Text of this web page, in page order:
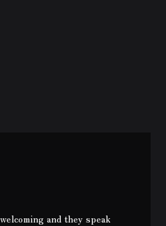
and they speak